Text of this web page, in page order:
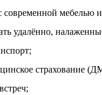
мебелью
удалённо,
страхование